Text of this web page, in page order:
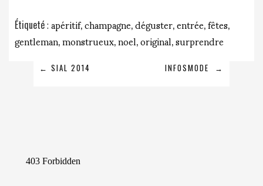
Étiqueté apéritif,champagne,déguster,entrée,fêtes,
gentleman,monstrueux,noel,original,surprendre
NAVIGATION
← SIAL 2014 INFOSMODE →